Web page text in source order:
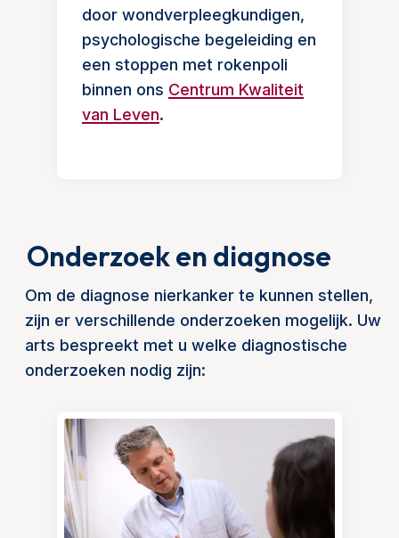
door wondverpleegkundigen,
psychologische begeleiding en
een stoppen met rokenpoli
binnen ons Centrum Kwaliteit
van Leven.
Onderzoek en diagnose
Om de diagnose nierkanker te kunnen stellen,
zijn er verschillende onderzoeken mogelijk. Uw
arts bespreekt met u welke diagnostische
onderzoeken nodig zijn: